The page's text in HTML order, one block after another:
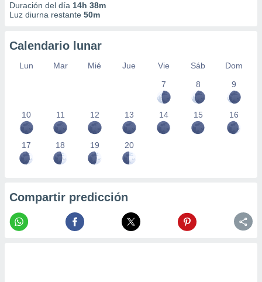
Duración del día 14h 38m
Luz diurna restante 50m
Calendario lunar
Lun Mar Mié Jue Vie Sáb
Dom
7
8 9
10 11 12 13 14 15 16
17 18 19 20
Compartir predicción